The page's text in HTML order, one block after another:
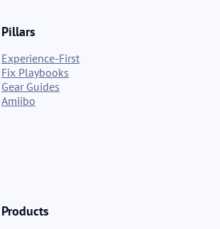
Pillars
Experience-First
Fix Playbooks
Gear Guides
Amiibo
Products